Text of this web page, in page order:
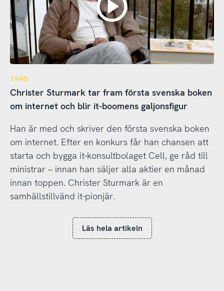
1995
Christer Sturmark tar fram första svenska boken
om internet och blir it-boomens galjonsfigur
Han är med och skriver den första svenska boken
om internet. Efter en konkurs får han chansen att
starta och bygga it-konsultbolaget Cell, ge råd till
ministrar – innan han säljer alla aktier en månad
innan toppen. Christer Sturmark är en
samhällstillvänd it-pionjär.
Läs hela artikeln